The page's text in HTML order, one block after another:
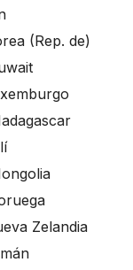
(Rep. de)
Zelandia